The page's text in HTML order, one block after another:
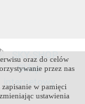
oraz do celów
przez nas
w pamięci
ustawienia